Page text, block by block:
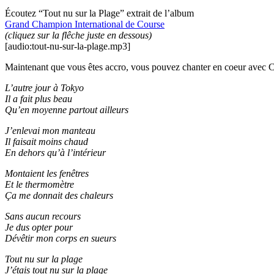
Écoutez “Tout nu sur la Plage” extrait de l’album
Grand Champion International de Course
(cliquez sur la flêche juste en dessous)
[audio:tout-nu-sur-la-plage.mp3]
Maintenant que vous êtes accro, vous pouvez chanter en coeur avec
L’autre jour à Tokyo
Il a fait plus beau
Qu’en moyenne partout ailleurs
J’enlevai mon manteau
Il faisait moins chaud
En dehors qu’à l’intérieur
Montaient les fenêtres
Et le thermomètre
Ça me donnait des chaleurs
Sans aucun recours
Je dus opter pour
Dévêtir mon corps en sueurs
Tout nu sur la plage
J’étais tout nu sur la plage